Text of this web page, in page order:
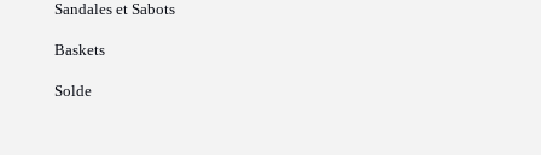
Sandales et Sabots
Baskets
Solde